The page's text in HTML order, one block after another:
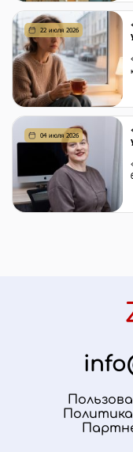
22 июля 2026
04 июля 2026